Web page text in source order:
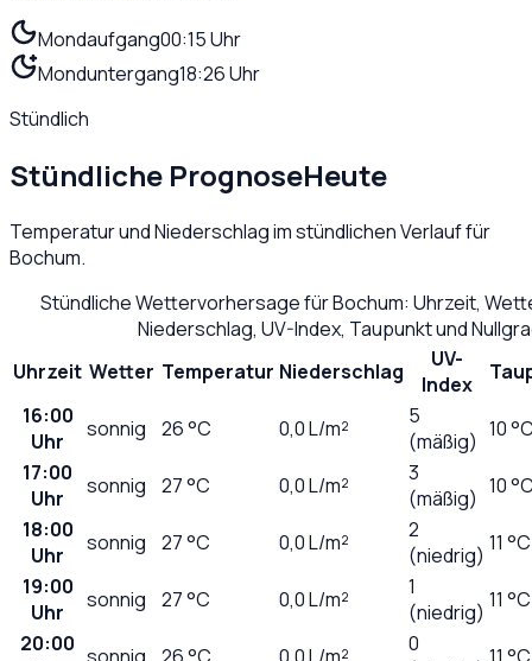
Mondaufgang00:15 Uhr
Monduntergang18:26 Uhr
Stündlich
Stündliche PrognoseHeute
Temperatur und Niederschlag im stündlichen Verlauf für
Bochum.
Stündliche Wettervorhersage fürBochum: Uhrzeit,
Niederschlag, UV-Index, Taupunkt und
Uhrzeit Wetter Temperatur Niederschlag
UV-
Index
16:00
Uhr
sonnig 26°C 0,0L/m²
5
(mäßig) 10
17:00
Uhr
sonnig 27°C 0,0L/m²
3
(mäßig) 10
18:00
Uhr
sonnig 27°C 0,0L/m²
2
(niedrig) 11 °C
19:00
Uhr
sonnig 27°C 0,0L/m²
1
(niedrig) 11 °C
20:00
0